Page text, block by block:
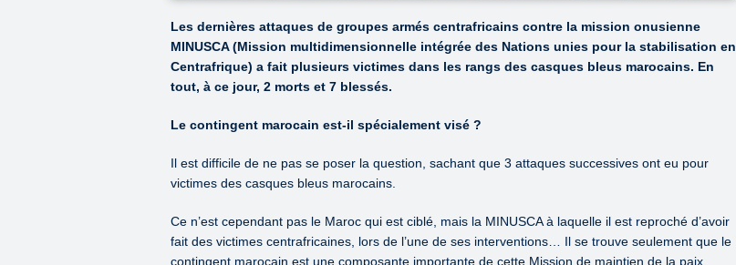
Les dernières attaques de groupes armés centrafricains contre la mission onusienne
MINUSCA (Mission multidimensionnelle intégrée des Nations unies pour la stabilisation en
Centrafrique) a fait plusieurs victimes dans les rangs des casques bleus marocains. En
tout, à ce jour, 2 morts et 7 blessés.
Le contingent marocain est-il spécialement visé ?
Il est difficile de ne pas se poser la question, sachant que 3 attaques successives ont eu pour
victimes des casques bleus marocains.
Ce n’est cependant pas le Maroc qui est ciblé, mais la MINUSCA à laquelle il est reproché d’avoir
fait des victimes centrafricaines, lors de l’une de ses interventions… Il se trouve seulement que le
contingent marocain est une composante importante de cette Mission de maintien de la paix.